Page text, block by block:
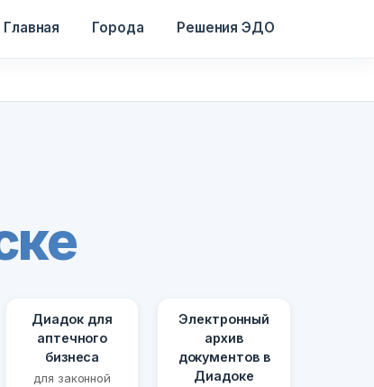
Главная Города Решения ЭДО
Диадок для
аптечного
бизнеса
для законной
Электронный
архив
документов в
Диадоке